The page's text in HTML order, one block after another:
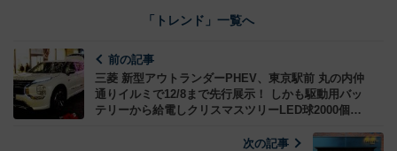
「トレンド」一覧へ
前の記事
三菱 新型アウトランダーPHEV、東京駅前 丸の内仲
通りイルミで12/8まで先行展示！ しかも駆動用バッ
テリーから給電しクリスマスツリーLED球2000個を
次の記事